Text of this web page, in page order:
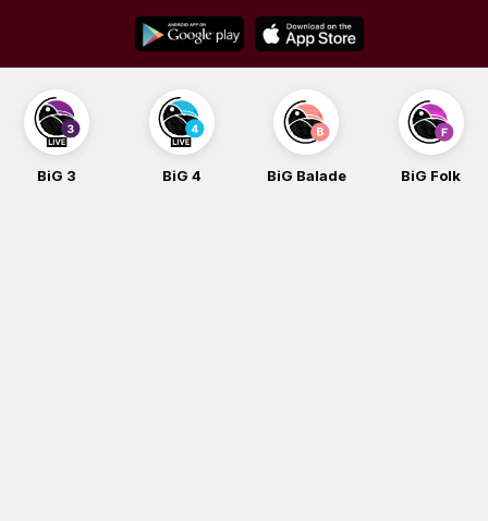
content
BiG 3 BiG 4 BiG Balade BiG Folk